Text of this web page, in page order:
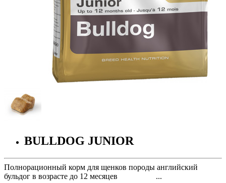
BULLDOG JUNIOR
Полнорационный корм для щенков породы английский
бульдог в возрасте до 12 месяцев ...